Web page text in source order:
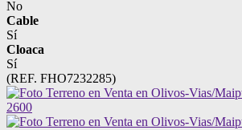
No
Cable
Sí
Cloaca
Sí
(REF. FHO7232285)